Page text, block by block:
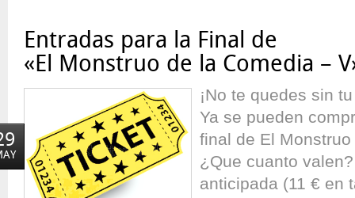
Entradas para la Final de
«El Monstruo de la Comedia –
¡No te quedes sin
Ya se pueden
final de El
¿Que cuanto
anticipada (11 € en